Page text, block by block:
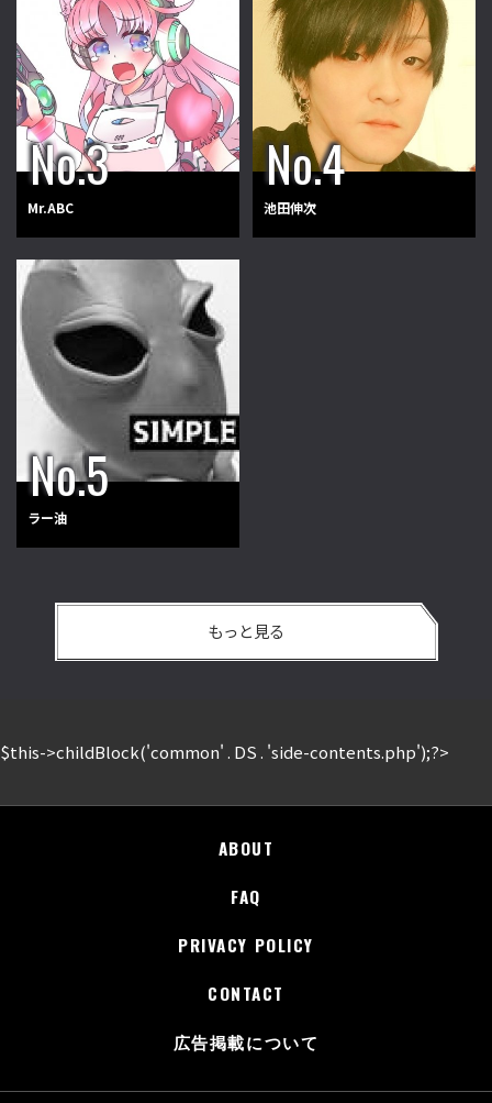
Mr.ABC 池田伸次
ラー油
もっと見る
$this->childBlock('common' . DS . 'side-contents.php');?>
ABOUT
FAQ
PRIVACY POLICY
CONTACT
広告掲載について